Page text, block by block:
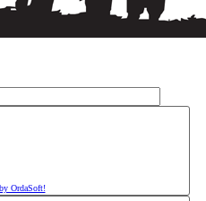
OrdaSoft!